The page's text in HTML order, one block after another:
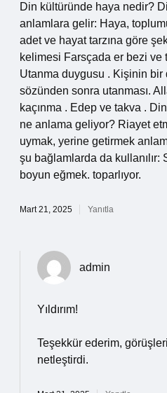
Din kültüründe haya nedir?
anlamlara gelir: Haya,
adet ve hayat tarzına göre
kelimesi Farsçada er bezi ve
Utanma duygusu . Kişinin bir
sözünden sonra utanması.
kaçınma . Edep ve takva .
ne anlama geliyor? Riayet
uymak, yerine getirmek
şu bağlamlarda da
boyun eğmek. toparlıyor.
Mart 21, 2025 Yanıtla
admin
Yıldırım!
Teşekkür ederim,
netleştirdi.